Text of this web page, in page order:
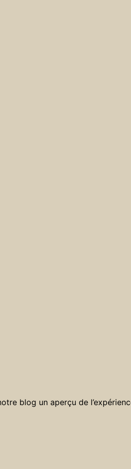
blog un aperçu de